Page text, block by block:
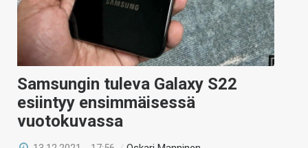
Samsungin tuleva Galaxy S22
esiintyy ensimmäisessä
vuotokuvassa